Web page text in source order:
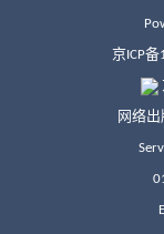
京ICP
网络